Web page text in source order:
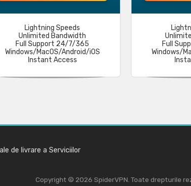
Lightning Speeds
Unlimited Bandwidth
Full Support 24/7/365
Windows/MacOS/Android/iOS
Instant Access
Full
Windows/
de livrare a Serviciilor
Copyright © 2026 SpiderVPN. Toate drepturile